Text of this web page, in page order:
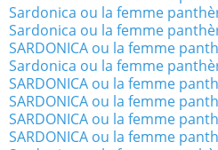
Sardonica ou la femme
Sardonica ou la femme
SARDONICA ou la femme
Sardonica ou la femme
SARDONICA ou la femme
SARDONICA ou la femme
SARDONICA ou la femme
SARDONICA ou la femme